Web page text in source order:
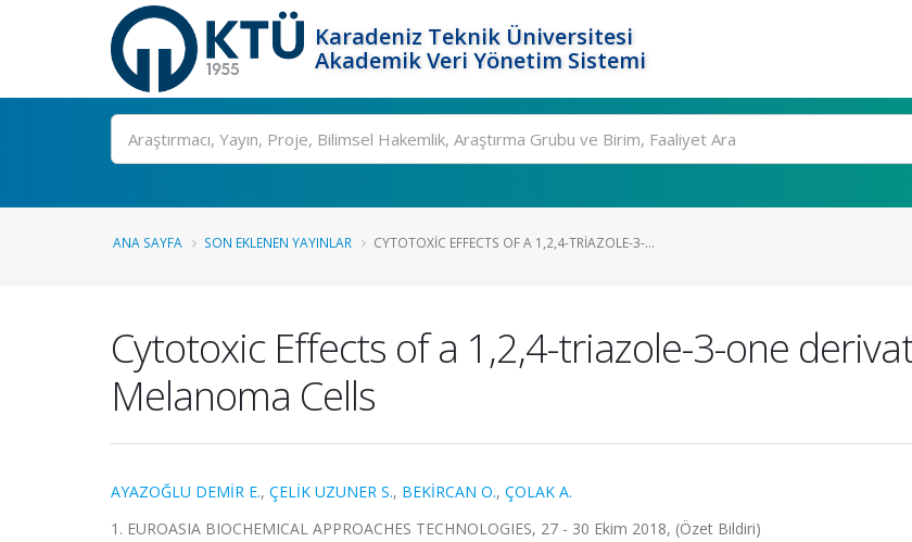
Karadeniz Teknik Üniversitesi
Akademik Veri Yönetim Sistemi
Ara
ANA SAYFA SON EKLENEN YAYINLAR CYTOTOXIC EFFECTS OF A 1,2,4-TRIAZOLE-3-...
Cytotoxic Effects of a 1,2,4-triazole-3-one
Melanoma Cells
AYAZOĞLU DEMİR E., ÇELİK UZUNER S., BEKİRCAN O., ÇOLAK A.
1. EUROASIA BIOCHEMICAL APPROACHES TECHNOLOGIES, 27 - 30 Ekim 2018, (Özet Bildiri)